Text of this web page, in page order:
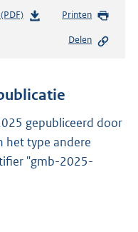
b
n
s
r
Printen
Delen
gepubliceerd door
het type andere
"gmb-2025-